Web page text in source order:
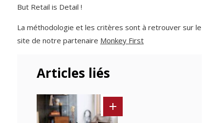
But Retail is Detail !
La méthodologie et les critères sont à retrouver sur le
site de notre partenaire Monkey First
Articles liés